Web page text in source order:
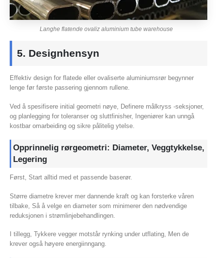
Langhe flatende ovaliz aluminium tube warehouse
5. Designhensyn
Effektiv design for flatede eller ovaliserte aluminiumsrør begynner
lenge før første passering gjennom rullene.
Ved å spesifisere initial geometri nøye, Definere målkryss -seksjoner,
og planlegging for toleranser og sluttfinisher, Ingeniører kan unngå
kostbar omarbeiding og sikre pålitelig ytelse.
Opprinnelig rørgeometri: Diameter, Veggtykkelse,
Legering
Først, Start alltid med et passende baserør.
Større diametre krever mer dannende kraft og kan forsterke våren
tilbake, Så å velge en diameter som minimerer den nødvendige
reduksjonen i strømlinjebehandlingen.
I tillegg, Tykkere vegger motstår rynking under utflating, Men de
krever også høyere energiinngang.